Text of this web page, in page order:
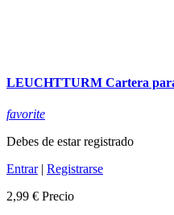
LEUCHTTURM Cartera
favorite
Debes de estar registrado
Entrar| Registrarse
2,99 € Precio